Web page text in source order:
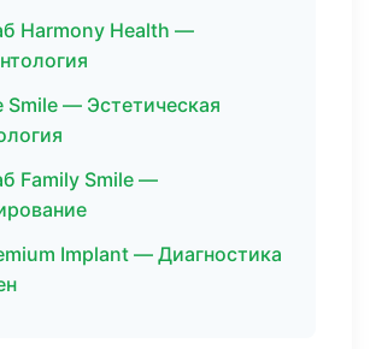
Harmony Health —
Smile — Эстетическая
Family Smile —
Implant — Диагностика